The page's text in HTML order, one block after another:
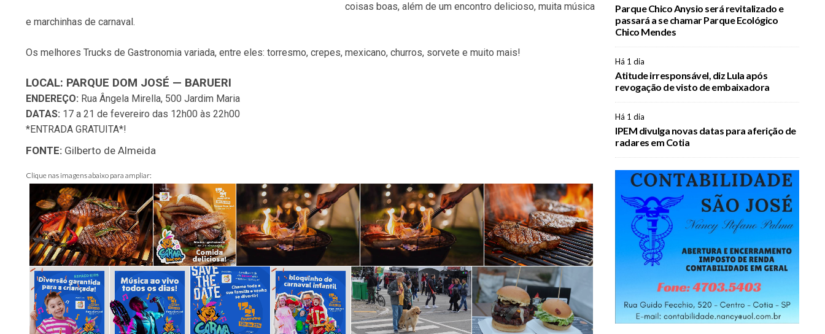
coisas boas, além de um encontro delicioso, muita música
e marchinhas de carnaval.
Os melhores Trucks de Gastronomia variada, entre eles: torresmo, crepes, mexicano, churros, sorvete e muito mais!
LOCAL: PARQUE DOM JOSÉ — BARUERI
ENDEREÇO: Rua Ângela Mirella, 500 Jardim Maria
DATAS: 17 a 21 de fevereiro das 12h00 às 22h00
*ENTRADA GRATUITA*!
FONTE: Gilberto de Almeida
Clique nas imagens abaixo para ampliar:
Parque Chico Anysio será revitalizado e
passará a se chamar Parque Ecológico
Chico Mendes
Há 1 dia
Atitude irresponsável, diz Lula após
revogação de visto de embaixadora
Há 1 dia
IPEM divulga novas datas para aferição de
radares em Cotia